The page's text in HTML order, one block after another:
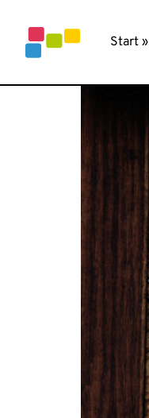
Start»